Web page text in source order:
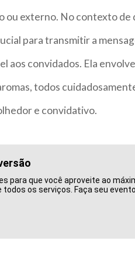
ou externo. No contexto de
para transmitir a
aos convidados. Ela
todos
e convidativo.
para que você aproveite ao
os serviços. Faça seu